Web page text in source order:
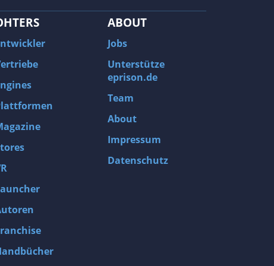
ABOUT
Jobs
Unterstütze
eprison.de
Team
About
Impressum
Datenschutz